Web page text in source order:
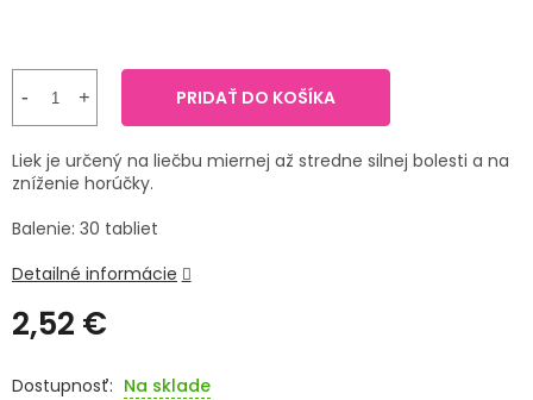
ZDRAVOTNÍCKE
PRÍRODNÉ
LIEKY
VETERINA
ZNAČKY
2,52 €
cena:
Na sklade
PRIDAŤ DO KOŠÍKA
Liek je určený na liečbu miernej až stredne silnej bolesti a na
zníženie horúčky.
Balenie: 30 tabliet
Detailné informácie